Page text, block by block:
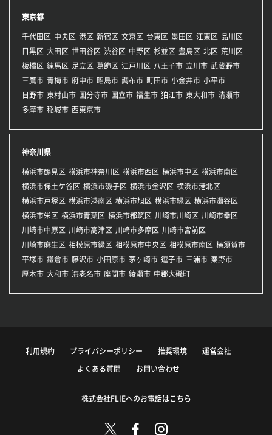
東京都
千代田区 中央区 港区 新宿区 文京区 台東区 墨田区 江東区 品川区
目黒区 大田区 世田谷区 渋谷区 中野区 杉並区 豊島区 北区 荒川区
板橋区 練馬区 足立区 葛飾区 江戸川区 八王子市 立川市 武蔵野市
三鷹市 青梅市 府中市 昭島市 調布市 町田市 小金井市 小平市
日野市 東村山市 国分寺市 国立市 福生市 狛江市 東大和市 清瀬市
多摩市 稲城市 西東京市
神奈川県
横浜市鶴見区 横浜市神奈川区 横浜市西区 横浜市中区 横浜市南区
横浜市保土ケ谷区 横浜市磯子区 横浜市金沢区 横浜市港北区
横浜市戸塚区 横浜市港南区 横浜市旭区 横浜市緑区 横浜市瀬谷区
横浜市栄区 横浜市青葉区 横浜市都筑区 川崎市川崎区 川崎市幸区
川崎市中原区 川崎市高津区 川崎市多摩区 川崎市宮前区
川崎市麻生区 相模原市緑区 相模原市中央区 相模原市南区 横須賀市
平塚市 鎌倉市 藤沢市 小田原市 茅ヶ崎市 逗子市 三浦市 秦野市
厚木市 大和市 海老名市 座間市 綾瀬市 中郡大磯町
利用規約 プライバシーポリシー 推奨環境 運営会社
よくある質問 お問い合わせ
株式会社FLIEへのお電話はこちら